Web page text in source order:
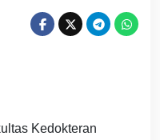
Kedokteran